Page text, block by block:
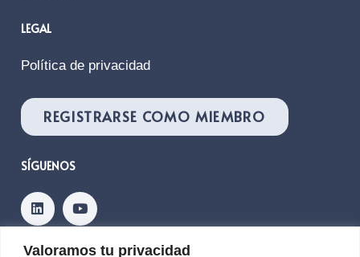
Valoramos tu privacidad
LEGAL
Política de privacidad
REGISTRARSE COMO MIEMBRO
SÍGUENOS